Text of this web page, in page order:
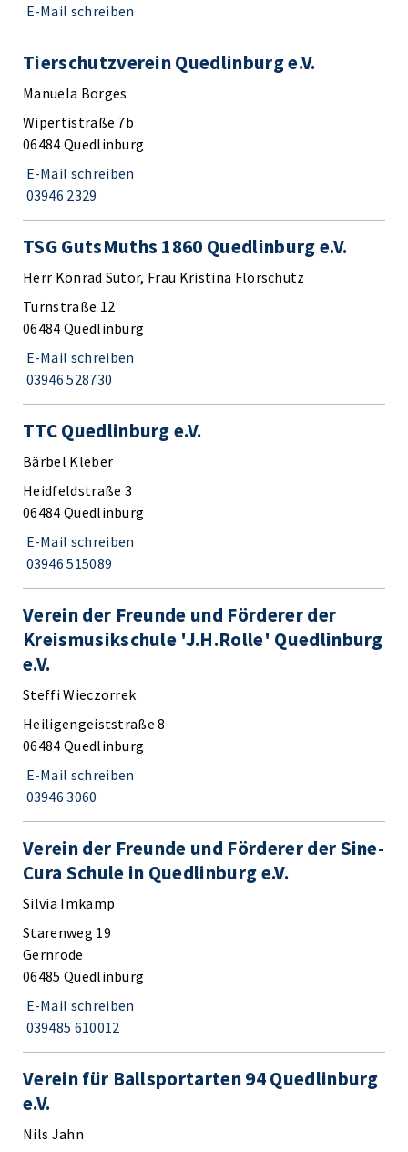
E-Mail schreiben
Tierschutzverein Quedlinburg e.V.
Manuela Borges
Wipertistraße 7b
06484 Quedlinburg
E-Mail schreiben
03946 2329
TSG GutsMuths 1860 Quedlinburg e.V.
Herr Konrad Sutor, Frau Kristina Florschütz
Turnstraße 12
06484 Quedlinburg
E-Mail schreiben
03946 528730
TTC Quedlinburg e.V.
Bärbel Kleber
Heidfeldstraße 3
06484 Quedlinburg
E-Mail schreiben
03946 515089
Verein der Freunde und Förderer der
Kreismusikschule 'J.H.Rolle' Quedlinburg
e.V.
Steffi Wieczorrek
Heiligengeiststraße 8
06484 Quedlinburg
E-Mail schreiben
03946 3060
Verein der Freunde und Förderer der Sine-
Cura Schule in Quedlinburg e.V.
Silvia Imkamp
Starenweg 19
Gernrode
06485 Quedlinburg
E-Mail schreiben
039485 610012
Verein für Ballsportarten 94 Quedlinburg
e.V.
Nils Jahn